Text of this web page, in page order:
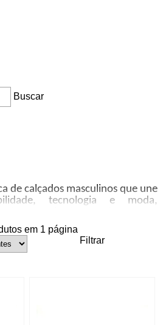
Buscar
de calçados masculinos que une
tecnologia e moda,
que calçados. Você encontra
proporcionam uma sensação
uma experiência sem igual.
manual, solado com até
em 1 página
Filtrar